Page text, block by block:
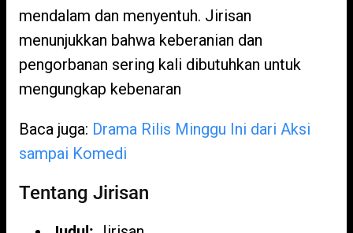
mendalam dan menyentuh. Jirisan
menunjukkan bahwa keberanian dan
pengorbanan sering kali dibutuhkan untuk
mengungkap kebenaran
Baca juga: Drama Rilis Minggu Ini dari Aksi
sampai Komedi
Tentang Jirisan